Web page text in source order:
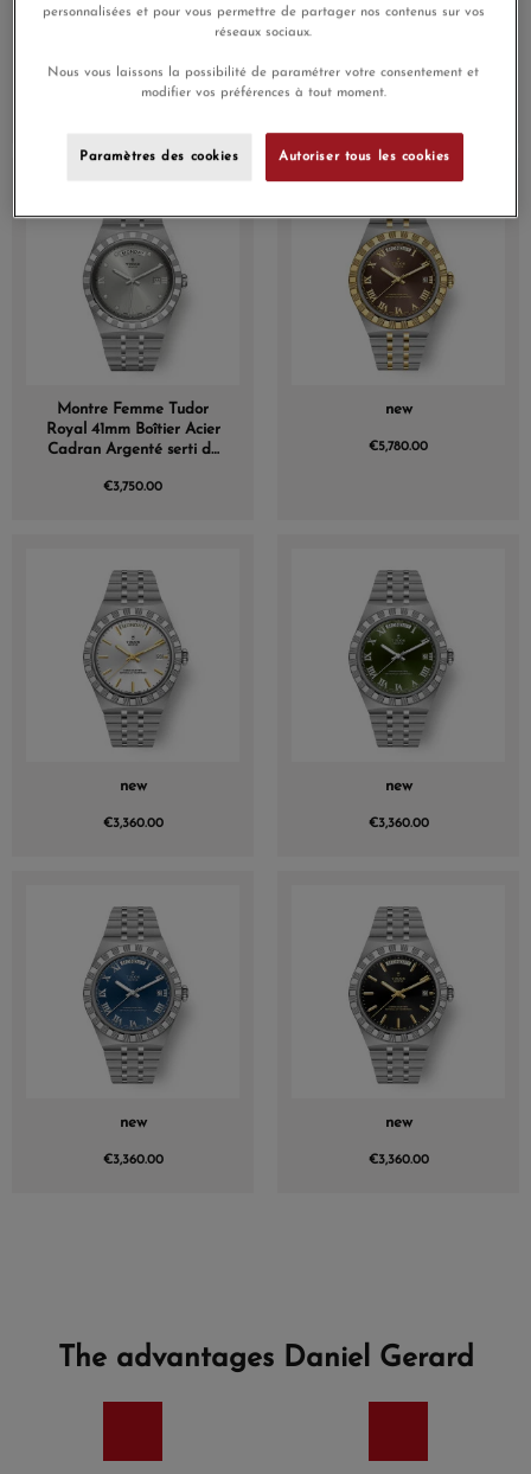
€5,780.00
Montre Tudor Royal 41mm
Diamants
Montre Femme Tudor
Royal 41mm Boîtier Acier
Cadran Argenté serti de
€3,750.00
new
€5,780.00
new
€3,360.00
new
€3,360.00
new
€3,360.00
new
€3,360.00
The advantages Daniel Gerard
personnalisées et pour vous permettre de partager nos contenus sur vos
réseaux sociaux.
Nous vous laissons la possibilité de paramétrer votre consentement et
modifier vos préférences à tout moment.
Paramètres des cookies Autoriser tous les cookies